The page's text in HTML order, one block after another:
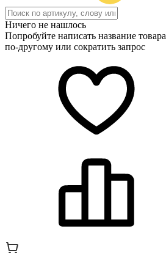
Ничего не нашлось
Попробуйте написать название товара
по-другому или сократить запрос